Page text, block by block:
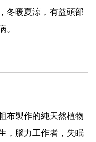
冬暖夏涼，有益頭部
。
布製作的純天然植物
，腦力工作者，失眠